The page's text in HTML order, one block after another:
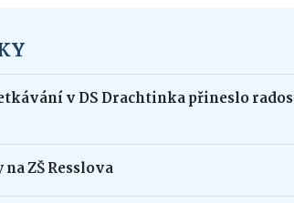
v DS Drachtinka přineslo
ZŠ Resslova